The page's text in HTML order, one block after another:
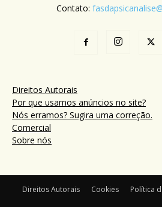
Contato:
Direitos Autorais
Por que usamos anúncios no site?
Nós erramos? Sugira uma correção.
Comercial
Sobre nós
Direitos Autorais Cookies Política